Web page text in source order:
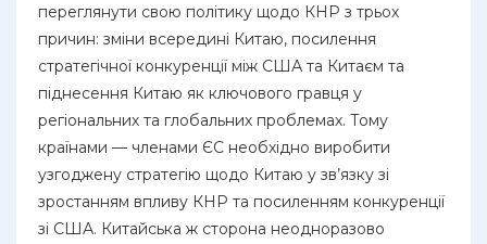
переглянути свою політику щодо КНР з трьох
причин: зміни всередині Китаю, посилення
стратегічної конкуренції між США та Китаєм та
піднесення Китаю як ключового гравця у
регіональних та глобальних проблемах. Тому
країнами — членами ЄС необхідно виробити
узгоджену стратегію щодо Китаю у зв’язку зі
зростанням впливу КНР та посиленням конкуренції
зі США. Китайська ж сторона неодноразово